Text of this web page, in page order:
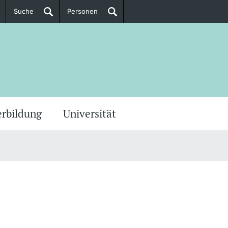
Suche Personen
Universität